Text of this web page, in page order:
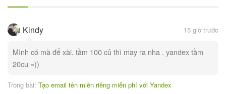
Kindy 15 giờ trước
Mình có mà để xài. tầm 100 củ thì may ra nha . yandex tầm
20cu =))
Trong bài: Tạo email tên miền riêng miễn phí với Yandex